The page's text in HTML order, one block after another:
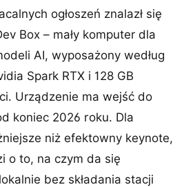
ogłoszeń znalazł się
Box – mały komputer dla
AI, wyposażony według
Spark RTX i 128 GB
Urządzenie ma wejść do
koniec 2026 roku. Dla
niż efektowny keynote,
o to, na czym da się
bez składania stacji